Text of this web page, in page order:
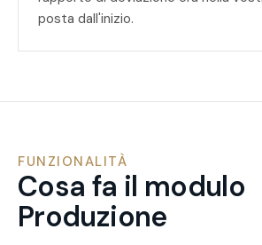
posta dall'inizio.
FUNZIONALITÀ
Cosa fa il modulo
Produzione